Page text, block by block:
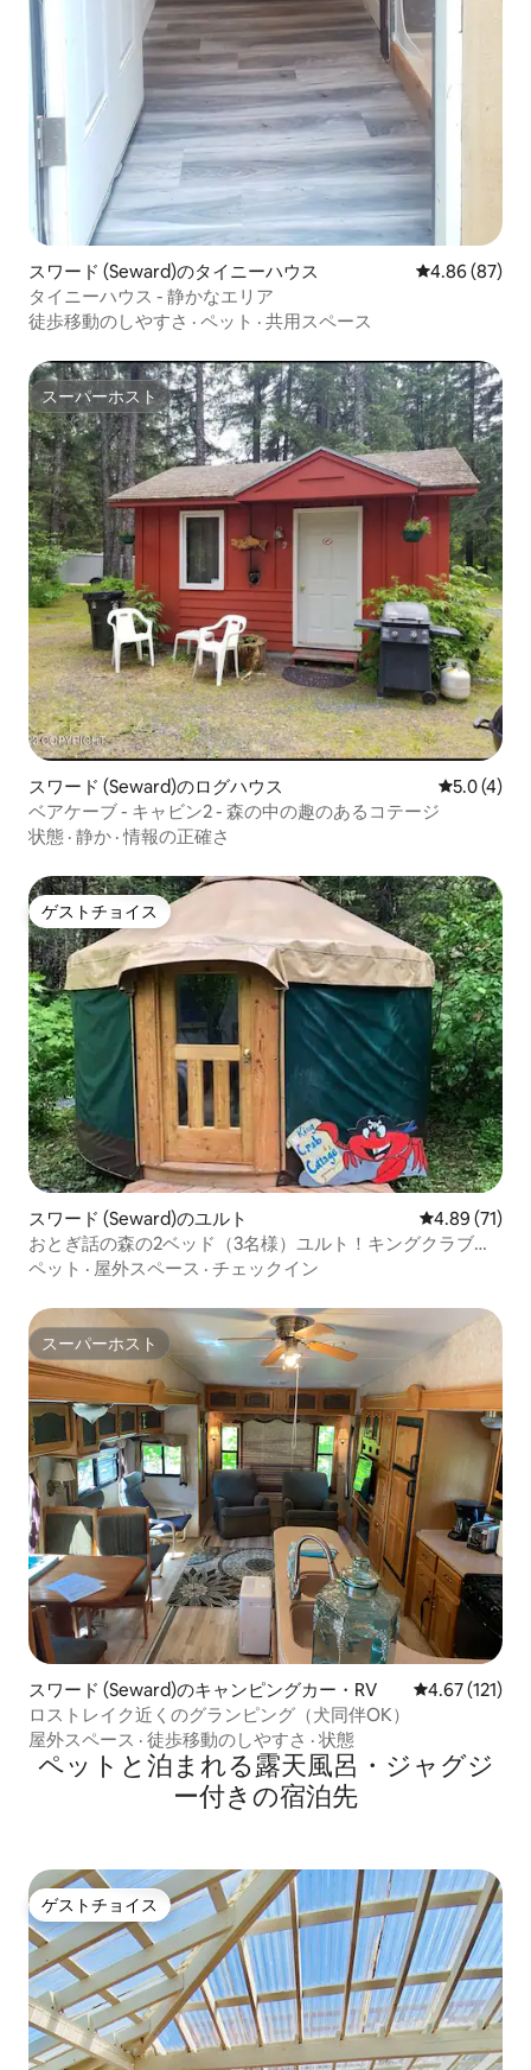
スワード (Seward)のタイニーハウス レビュー87
4.86 (87)
タイニーハウス - 静かなエリア
徒歩移動のしやすさ · ペット · 共用スペース
スーパーホスト
スーパーホスト
スワード (Seward)のログハウス レビュー4
5.0 (4)
ベアケーブ - キャビン2 - 森の中の趣のあるコテージ
状態 · 静か ·情報の正確さ
ゲストチョイス
ゲストチョイス
スワード (Seward)のユルト レビュー71
4.89 (71)
おとぎ話の森の2ベッド（3名様）ユルト！キングクラブコ
テージ
ペット · 屋外スペース · チェックイン
スーパーホスト
スーパーホスト
スワード (Seward)のキャンピングカー・RV レビュー121
4.67 (121)
ロストレイク近くのグランピング（犬同伴OK）
屋外スペース · 徒歩移動のしやすさ · 状態
ペットと泊まれる露天風呂・ジャグジ
ー付きの宿泊先
ゲストチョイス
ゲストチョイス